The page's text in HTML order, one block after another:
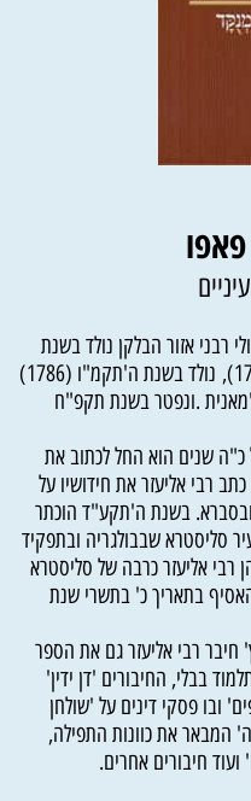
רבני אזור הבלקן נולד בשנת
(תקמ"ו - כ' בתשרי תקפ"ח ; 1828 - 1786), נולד בשנת ה'תקמ"ו (1786)
.ונפטר בשנת תקפ"ח
שנים הוא החל לכתוב את
רבי אליעזר את חידושיו על
בשנת ה'תקע"ד הוכתר
סליסטרא שבבולגריה ובתפקיד
רבי אליעזר כרבה של סליסטרא
בתאריך כ' בתשרי שנת
חיבר רבי אליעזר גם את הספר
בבלי, החיבורים 'דן ידין'
ובו פסקי דינים על 'שולחן
המבאר את כוונות התפילה,
חיבורים אחרים.